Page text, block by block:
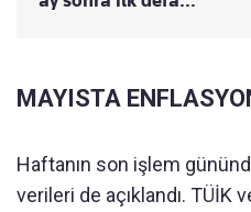
MAYISTA
Haftanın son işlem
verileri de açıklandı. TÜİK